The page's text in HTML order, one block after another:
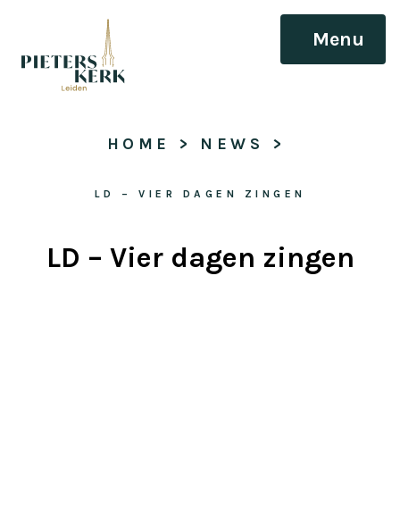
Menu
HOME > NEWS >
LD – VIER DAGEN ZINGEN
LD – Vier dagen zingen